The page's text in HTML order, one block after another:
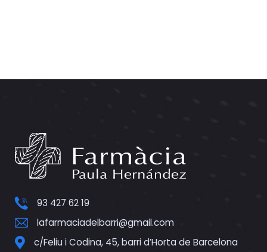
93 427 62 19
lafarmaciadelbarri@gmail.com
c/Feliu i Codina, 45, barri d’Horta de Barcelona